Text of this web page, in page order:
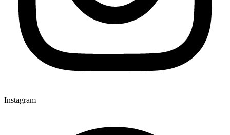
Instagram